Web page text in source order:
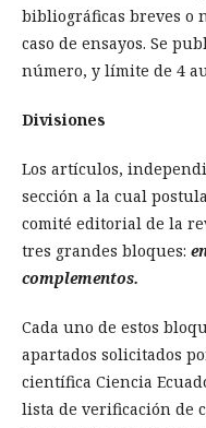
bibliográficas breves o
caso de ensayos. Se
número, y límite de 4
Divisiones
Los artículos,
sección a la cual
comité editorial de la
tres grandes bloques:
complementos.
Cada uno de estos
apartados solicitados
científica Ciencia
lista de verificación de